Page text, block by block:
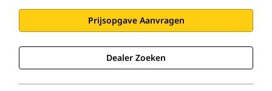
Prijsopgave Aanvragen
Dealer Zoeken